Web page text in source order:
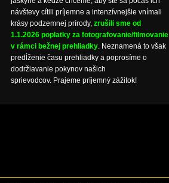
návštevy cítili príjemne a intenzívnejšie vnímali
krásy podzemnej prírody, zrušili sme od
1.1.2026 poplatky za fotografovanie/filmovanie
v rámci bežnej prehliadky. Neznamená to však
predĺženie času prehliadky a poprosíme o
dodržiavanie pokynov našich
sprievodcov. Prajeme príjemný zážitok!